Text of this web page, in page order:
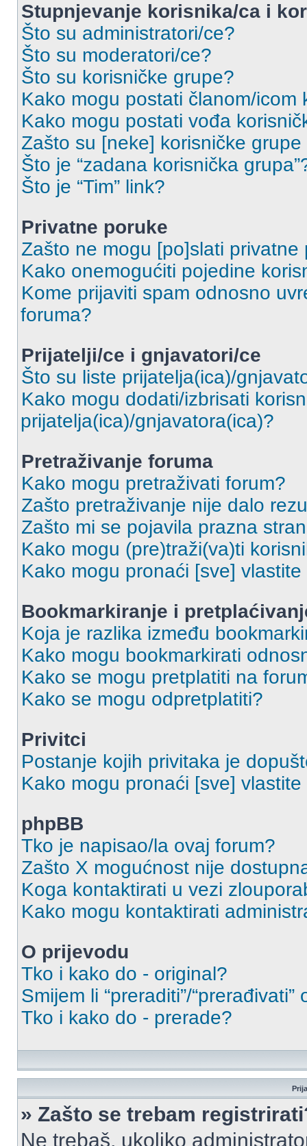
Stupnjevanje korisnika/ca i
Što su administratori/ce?
Što su moderatori/ce?
Što su korisničke grupe?
Kako mogu postati članom/icom
Kako mogu postati vođa
Zašto su [neke] korisničke
Što je “zadana korisnička
Što je “Tim” link?
Privatne poruke
Zašto ne mogu [po]slati privatne
Kako onemogućiti pojedine
Kome prijaviti spam odnosno
foruma?
Prijatelji/ce i gnjavatori/ce
Što su liste prijatelja(ica)/
Kako mogu dodati/izbrisati
prijatelja(ica)/gnjavatora(ica)?
Pretraživanje foruma
Kako mogu pretraživati forum?
Zašto pretraživanje nije dalo
Zašto mi se pojavila prazna
Kako mogu (pre)traži(va)ti
Kako mogu pronaći [sve]
Bookmarkiranje i
Koja je razlika između
Kako mogu bookmarkirati
Kako se mogu pretplatiti na
Kako se mogu odpretplatiti?
Privitci
Postanje kojih privitaka je
Kako mogu pronaći [sve] vlastite
phpBB
Tko je napisao/la ovaj forum?
Zašto X mogućnost nije
Koga kontaktirati u vezi
Kako mogu kontaktirati
O prijevodu
Tko i kako do - original?
Smijem li “preraditi”/
Tko i kako do - prerade?
» Zašto se trebam
Ne trebaš, ukoliko